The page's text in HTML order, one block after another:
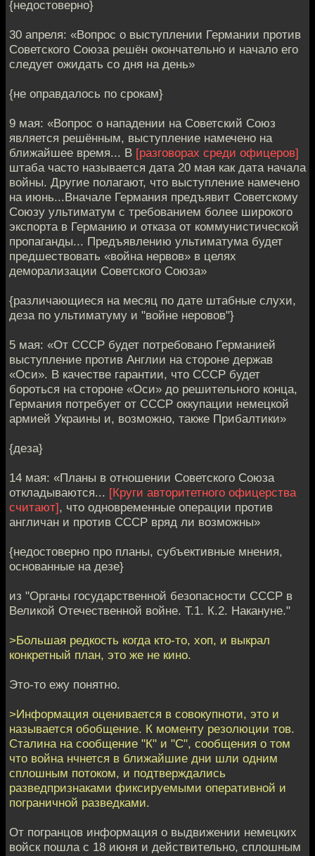
{недостоверно}
30 апреля: «Вопрос о выступлении Германии против
Советского Союза решён окончательно и начало его
следует ожидать со дня на день»
{не оправдалось по срокам}
9 мая: «Вопрос о нападении на Советский Союз
является решённым, выступление намечено на
ближайшее время... В [разговорах среди офицеров]
штаба часто называется дата 20 мая как дата начала
войны. Другие полагают, что выступление намечено
на июнь...Вначале Германия предъявит Советскому
Союзу ультиматум с требованием более широкого
экспорта в Германию и отказа от коммунистической
пропаганды... Предъявлению ультиматума будет
предшествовать «война нервов» в целях
деморализации Советского Союза»
{различающиеся на месяц по дате штабные слухи,
деза по ультиматуму и "войне неровов"}
5 мая: «От СССР будет потребовано Германией
выступление против Англии на стороне держав
«Оси». В качестве гарантии, что СССР будет
бороться на стороне «Оси» до решительного конца,
Германия потребует от СССР оккупации немецкой
армией Украины и, возможно, также Прибалтики»
{деза}
14 мая: «Планы в отношении Советского Союза
откладываются... [Круги авторитетного офицерства
считают], что одновременные операции против
англичан и против СССР вряд ли возможны»
{недостоверно про планы, субъективные мнения,
основанные на дезе}
из "Органы государственной безопасности СССР в
Великой Отечественной войне. Т.1. К.2. Накануне."
>Большая редкость когда кто-то, хоп, и выкрал
конкретный план, это же не кино.
Это-то ежу понятно.
>Информация оценивается в совокупноти, это и
называется обобщение. К моменту резолюции тов.
Сталина на сообщение "К" и "С", сообщения о том
что война нчнется в ближайшие дни шли одним
сплошным потоком, и подтверждались
разведпризнаками фиксируемыми оперативной и
пограничной разведками.
От погранцов информация о выдвижении немецких
войск пошла с 18 июня и действительно, сплошным